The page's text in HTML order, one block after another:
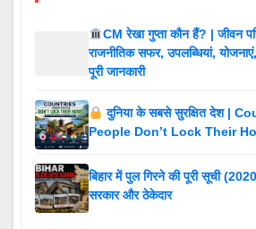
CM रेखा गुप्ता कौन हैं? | जीवन
राजनीतिक सफर, उपलब्धियां,
पूरी जानकारी
दुनिया के सबसे सुरक्षित देश |
People Don’t Lock Their
बिहार में पुल गिरने की पूरी सूची
सरकार और ठेकेदार